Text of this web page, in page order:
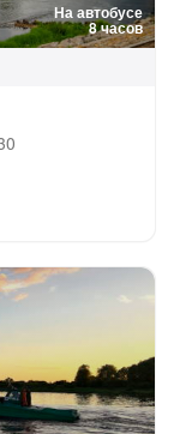
На автобусе
8 часов